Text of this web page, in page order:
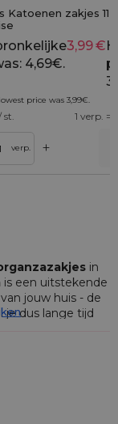
Katoenen zakjes 11
4,69€.
3,99€
price was 3,99€
1 verp. =
verp. +
Toevoegen aan
in
is een uitstekende
jouw huis - de
je dus lange tijd
cadeaus, zoals